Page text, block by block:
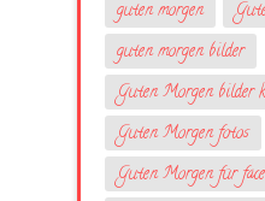
guten morgen
guten morgen bilder
Guten Morgen bilder
Guten Morgen fotos
Guten Morgen für